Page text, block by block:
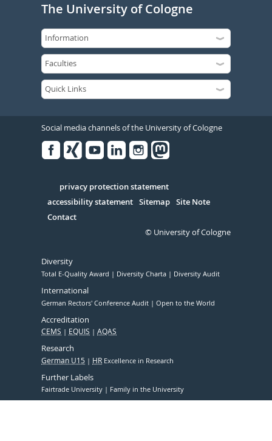
The University of Cologne
Social media channels of the University of Cologne
Serivce
privacy protection statement
accessibility statement Sitemap Site Note
Contact
© University of Cologne
Diversity
Total E-Quality Award Diversity Charta Diversity Audit
International
German Rectors' Conference Audit Open to the World
Accreditation
CEMS EQUIS AQAS
Research
German U15 HR Excellence in Research
Further Labels
Fairtrade University Family in the University